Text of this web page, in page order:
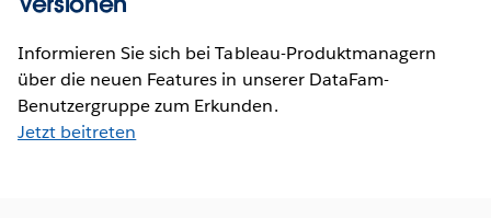
Informieren Sie sich bei Tableau-Produktmanagern
über die neuen Features in unserer DataFam-
Benutzergruppe zum Erkunden.
Jetzt beitreten